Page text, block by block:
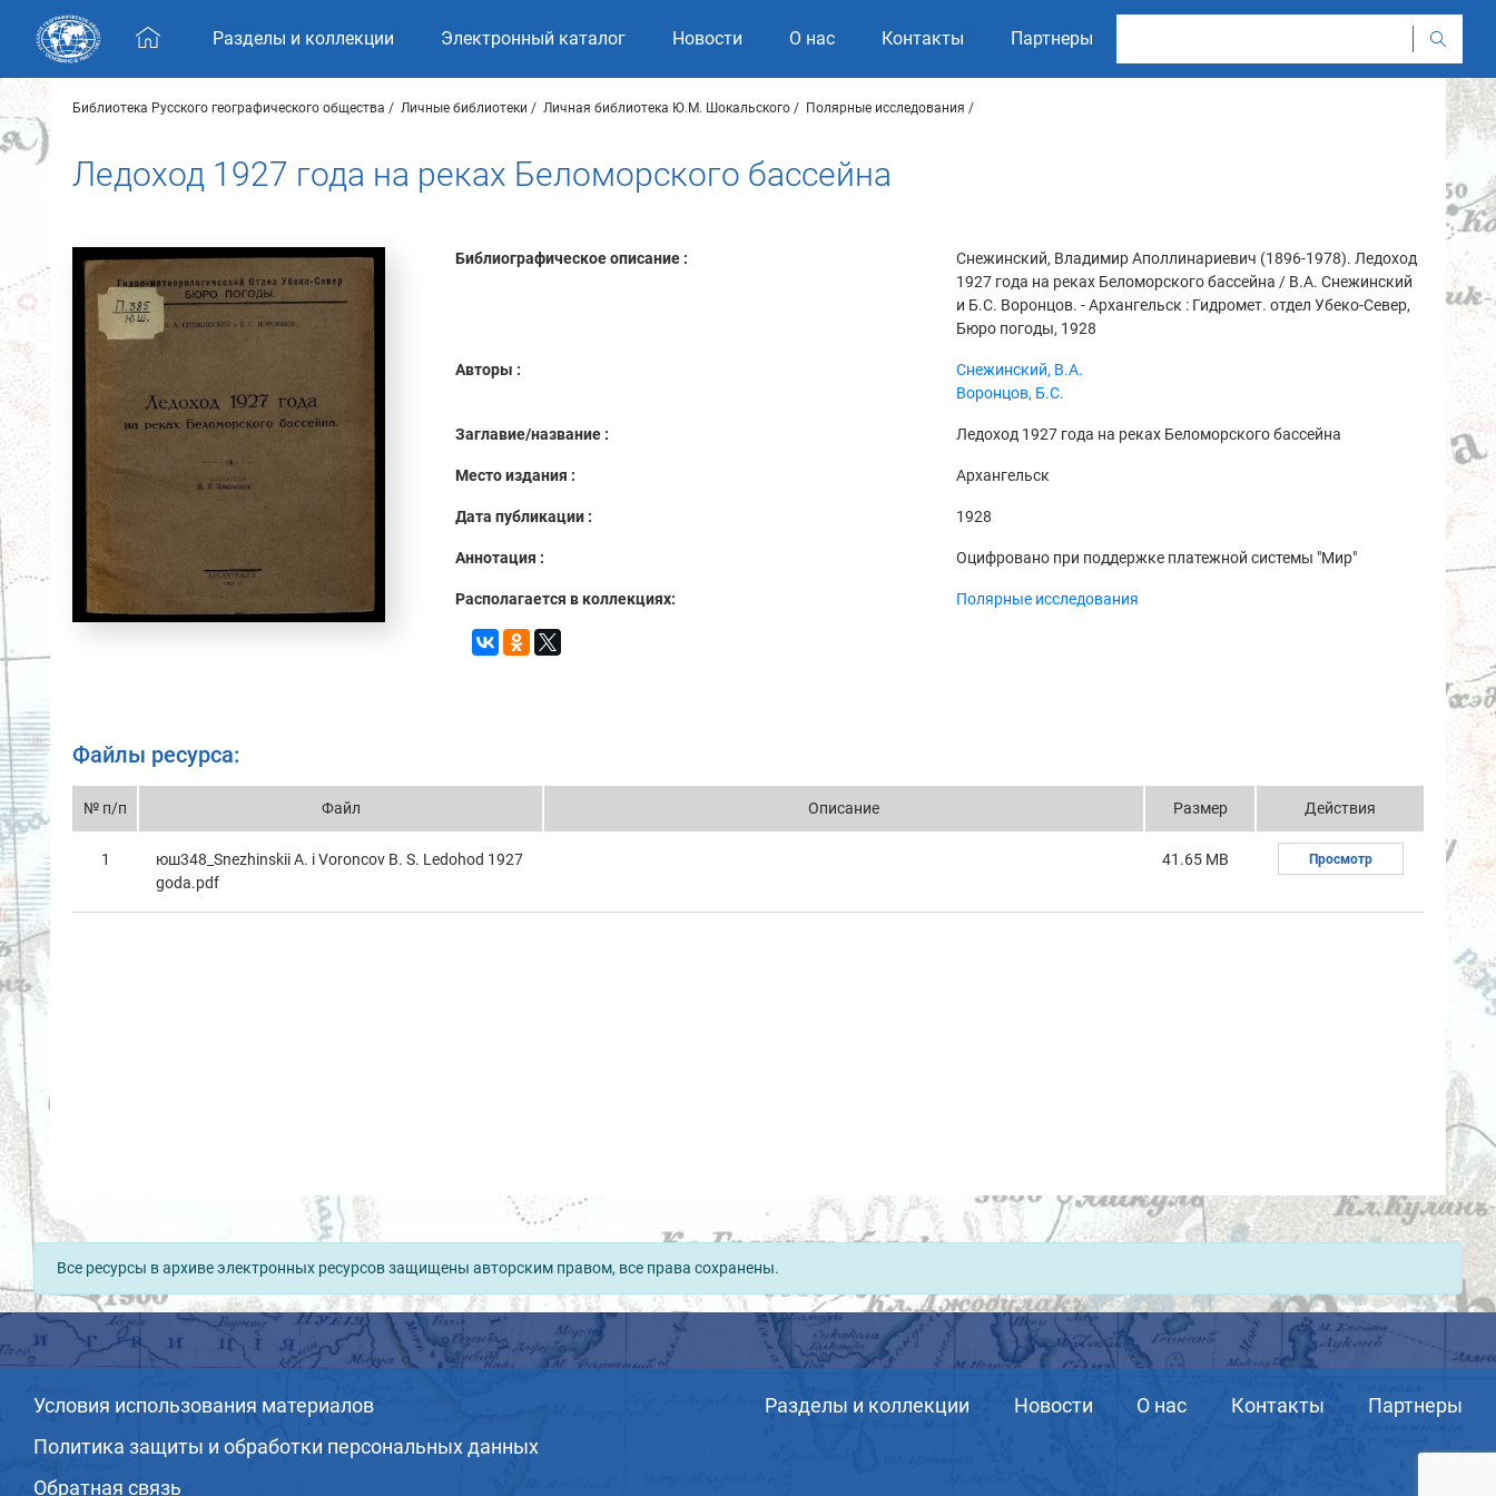
Skip navigation
Разделы и коллекции Электронный каталог Новости О нас Контакты Партнеры
Библиотека Русского географического общества Личные библиотеки Личная библиотека Ю.М. Шокальского Полярные исследования
Ледоход 1927 года на реках Беломорского бассейна
Библиографическое описание :
Снежинский, Владимир Аполлинариевич (1896-1978). Ледоход
1927 года на реках Беломорского бассейна / В.А. Снежинский
и Б.С. Воронцов. - Архангельск : Гидромет. отдел Убеко-Север,
Бюро погоды, 1928
Авторы :
Снежинский, В.А.
Воронцов, Б.С.
Заглавие/название : Ледоход 1927 года на реках Беломорского бассейна
Место издания : Архангельск
Дата публикации : 1928
Аннотация : Оцифровано при поддержке платежной системы "Мир"
Располагается в коллекциях: Полярные исследования
Файлы ресурса:
№ п/п Файл Описание Размер Действия
1
юш348_Snezhinskii A. i Voroncov B. S. Ledohod 1927
goda.pdf
41.65 MB Просмотр
Все ресурсы в архиве электронных ресурсов защищены авторским правом, все права сохранены.
Условия использования материалов
Политика защиты и обработки персональных данных
Обратная связь
Разделы и коллекции Новости О нас Контакты Партнеры